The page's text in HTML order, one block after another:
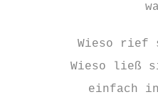
Wieso rief
Wieso ließ
einfach